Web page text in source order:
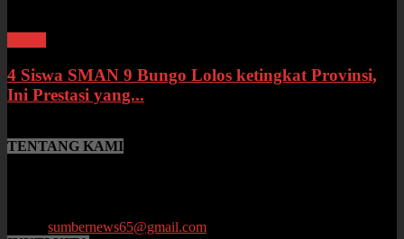
4 Siswa SMAN 9 Bungo Lolos ketingkat Provinsi,
Ini Prestasi yang...
TENTANG KAMI
sumbernews65@gmail.com